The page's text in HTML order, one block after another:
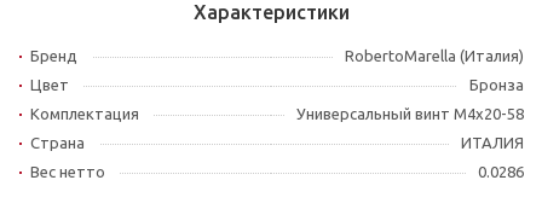
Характеристики
Бренд
RobertoMarella (Италия)
Цвет
Бронза
Комплектация
Универсальный винт M4x20-58
Страна
ИТАЛИЯ
Вес нетто
0.0286